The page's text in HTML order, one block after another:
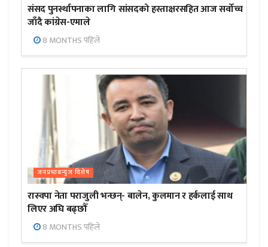
संसद पुनर्स्थापनाका लागि सांसदको हस्ताक्षरसहित आज सर्वोच्च
जाँदै कांग्रेस-एमाले
8 MONTHS पहिले
जनप्रभाबन्युज विशेष
रास्वपा नेता पराजुली भन्छन्- बालेन, कुलमान र हर्कलाई साथ
लिएर अघि बढ्छौँ
8 MONTHS पहिले